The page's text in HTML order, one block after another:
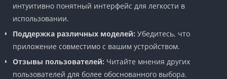
интуитивно понятный интерфейс для легкости в
использовании.
Поддержка различных моделей: Убедитесь, что
приложение совместимо с вашим устройством.
Отзывы пользователей: Читайте мнения других
пользователей для более обоснованного выбора.